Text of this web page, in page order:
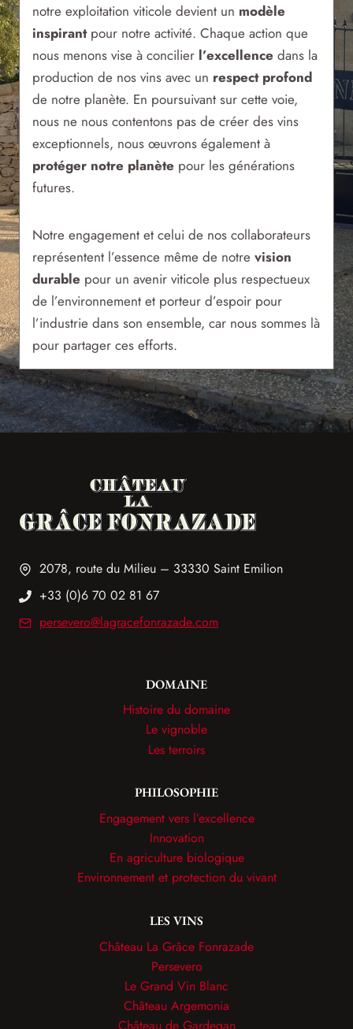
notre exploitation viticole devient un modèle
inspirantpour notre activité. Chaque action que
nous menons vise à concilier l’excellence dans la
production de nos vins avec un respect profond
de notre planète. En poursuivant sur cette voie,
nous ne nous contentons pas de créer des vins
exceptionnels, nous œuvrons également à
protéger notre planète pour les générations
futures.
Notre engagement et celui de nos collaborateurs
représentent l’essence même de notre vision
durable pour un avenir viticole plus respectueux
de l’environnement et porteur d’espoir pour
l’industrie dans son ensemble, car nous sommes là
pour partager ces efforts.
2078, route du Milieu – 33330 Saint Emilion
+33 (0)6 70 02 81 67
persevero@lagracefonrazade.com
DOMAINE
Histoire du domaine
Le vignoble
Les terroirs
PHILOSOPHIE
Engagement vers l’excellence
Innovation
En agriculture biologique
Environnement et protection du vivant
LES VINS
Château La Grâce Fonrazade
Persevero
Le Grand Vin Blanc
Château Argemonia